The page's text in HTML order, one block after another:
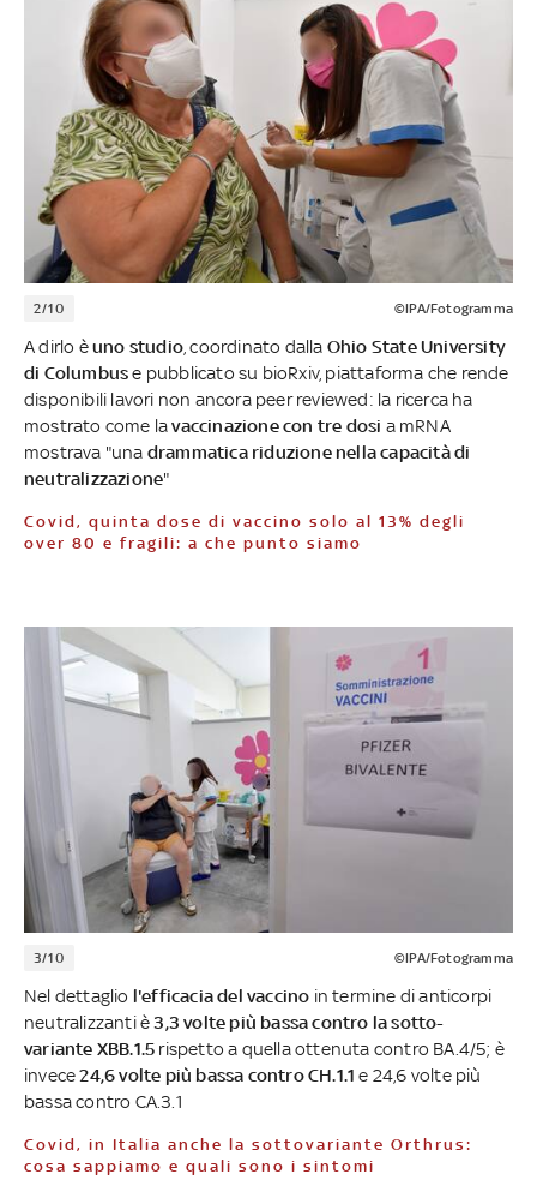
2/10 ©IPA/Fotogramma
A dirlo èuno studio , coordinato dalla Ohio State University
di Columbuse pubblicato su bioRxiv, piattaforma che rende
disponibili lavori non ancora peer reviewed: la ricerca ha
mostrato come lavaccinazione con tre dosi a mRNA
mostrava "una drammatica riduzione nella capacità di
neutralizzazione"
Covid, quinta dose di vaccino solo al 13% degli
over 80 e fragili: a che punto siamo
3/10 ©IPA/Fotogramma
Nel dettaglio l'efficacia del vaccino in termine di anticorpi
neutralizzanti è3,3 volte più bassa contro la sotto-
variante XBB.1.5 rispetto a quella ottenuta contro BA.4/5; è
invece24,6 volte più bassa contro CH.1.1 e 24,6 volte più
bassa contro CA.3.1
Covid, in Italia anche la sottovariante Orthrus:
cosa sappiamo e quali sono i sintomi